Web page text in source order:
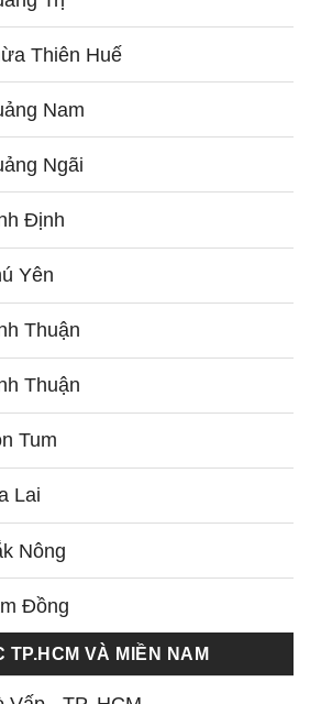
Thiên Huế
Nam
Ngãi
Định
Yên
Thuận
Thuận
Tum
Lai
Nông
Đồng
TP.HCM VÀ MIỀN NAM